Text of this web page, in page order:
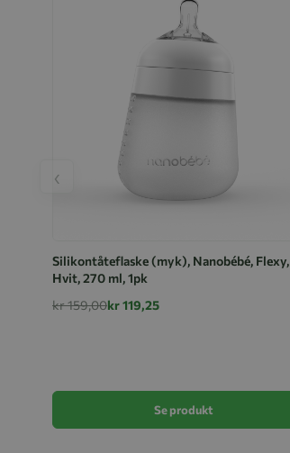
Silikontåteflaske (myk), Nanobébé, Flexy,
Hvit, 270 ml, 1pk
kr 159,00kr 119,25
Se produkt
‹